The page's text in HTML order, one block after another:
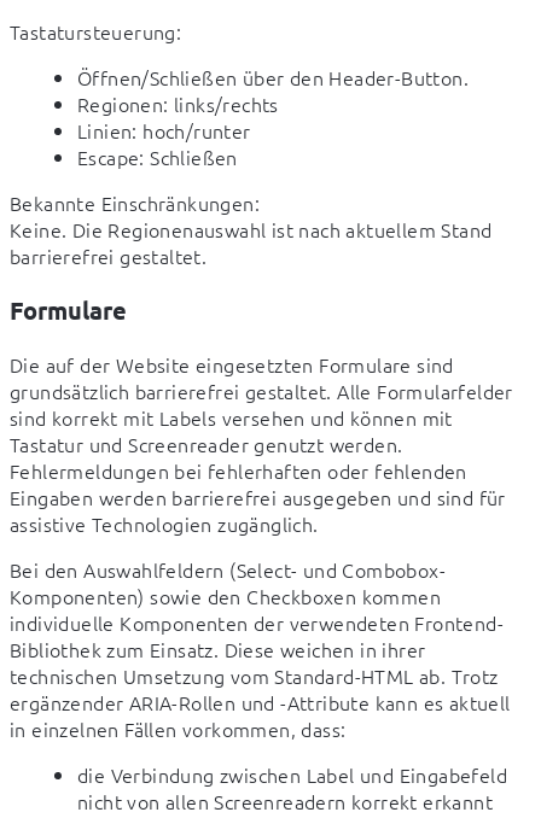
Tastatursteuerung:
Öffnen/Schließen über den Header-Button.
Regionen: links/rechts
Linien: hoch/runter
Escape: Schließen
Bekannte Einschränkungen:
Keine. Die Regionenauswahl ist nach aktuellem Stand
barrierefrei gestaltet.
Formulare
Die auf der Website eingesetzten Formulare sind
grundsätzlich barrierefrei gestaltet. Alle Formularfelder
sind korrekt mit Labels versehen und können mit
Tastatur und Screenreader genutzt werden.
Fehlermeldungen bei fehlerhaften oder fehlenden
Eingaben werden barrierefrei ausgegeben und sind für
assistive Technologien zugänglich.
Bei den Auswahlfeldern (Select- und Combobox-
Komponenten) sowie den Checkboxen kommen
individuelle Komponenten der verwendeten Frontend-
Bibliothek zum Einsatz. Diese weichen in ihrer
technischen Umsetzung vom Standard-HTML ab. Trotz
ergänzender ARIA-Rollen und -Attribute kann es aktuell
in einzelnen Fällen vorkommen, dass:
die Verbindung zwischen Label und Eingabefeld
nicht von allen Screenreadern korrekt erkannt